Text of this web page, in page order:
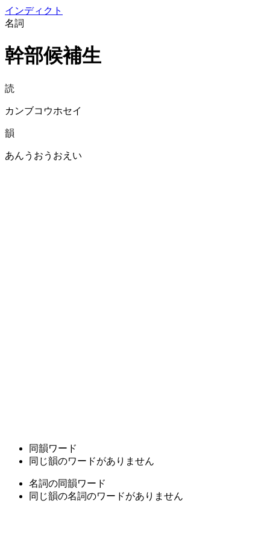
インディクト
名詞
幹部候補生
読
カンブコウホセイ
韻
あんうおうおえい
同韻ワード
同じ韻のワードがありません
名詞の同韻ワード
同じ韻の名詞のワードがありません